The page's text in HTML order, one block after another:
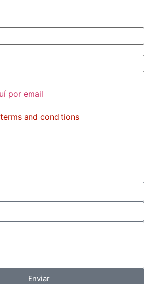
terms and conditions
Enviar